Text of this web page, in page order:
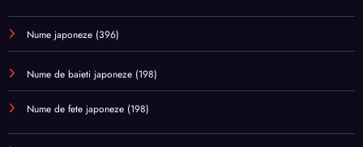
Nume japoneze (396)
Nume de baieti japoneze (198)
Nume de fete japoneze (198)